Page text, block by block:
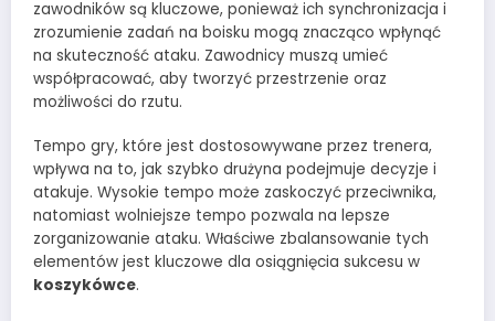
zawodników są kluczowe, ponieważ ich synchronizacja i
zrozumienie zadań na boisku mogą znacząco wpłynąć
na skuteczność ataku. Zawodnicy muszą umieć
współpracować, aby tworzyć przestrzenie oraz
możliwości do rzutu.
Tempo gry, które jest dostosowywane przez trenera,
wpływa na to, jak szybko drużyna podejmuje decyzje i
atakuje. Wysokie tempo może zaskoczyć przeciwnika,
natomiast wolniejsze tempo pozwala na lepsze
zorganizowanie ataku. Właściwe zbalansowanie tych
elementów jest kluczowe dla osiągnięcia sukcesu w
koszykówce.